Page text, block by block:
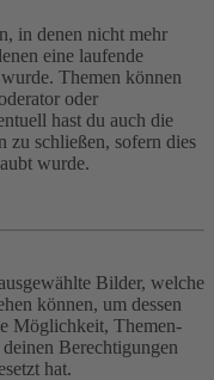
in denen nicht mehr
eine laufende
Themen können
oder
hast du auch die
zu schließen, sofern dies
wurde.
Bilder, welche
können, um dessen
Möglichkeit, Themen-
Berechtigungen
hat.